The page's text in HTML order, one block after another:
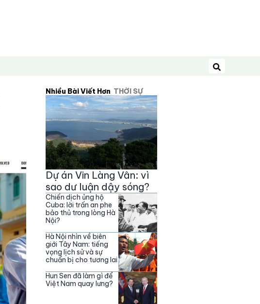
Tìm kiếm
Nhiều Bài Viết Hơn THỜI SỰ
Dự án Vin Làng Vân: vì
sao dư luận dậy sóng?
Chiến dịch ủng hộ
Cuba: lời trấn an phe
bảo thủ trong lòng Hà
Nội?
Hà Nội nhìn về biên
giới Tây Nam: tiếng
vọng lịch sử và sự
chuẩn bị cho tương lai
Hun Sen đã làm gì để
Việt Nam quay lưng?